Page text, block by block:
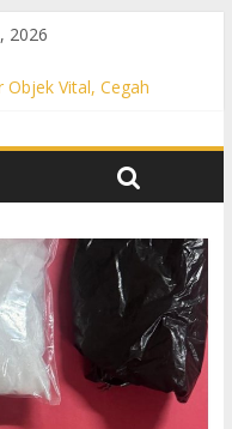
2026
Vital, Cegah
Kamtibmas
Cegah 3C hingga
Perbankan hingga
Kamtibmas
Belasan Desa, Cegah